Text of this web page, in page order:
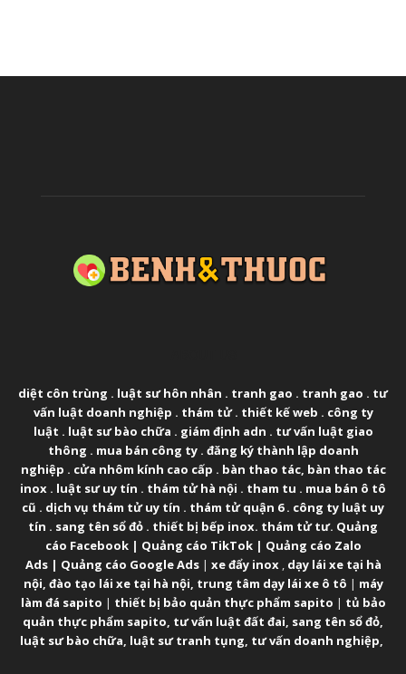
diệt côn trùng . luật sư hôn nhân . tranh gao . tranh gao . tư
vấn luật doanh nghiệp . thám tử. thiết kế web . công ty
luật . luật sư bào chữa . giám định adn . tư vấn luật giao
thông . mua bán công ty. đăng ký thành lập doanh
nghiệp . cửa nhôm kính cao cấp . bàn thao tác, bàn thao tác
inox . luật sư uy tín . thám tử hà nội . tham tu . mua bán ô tô
cũ . dịch vụ thám tử uy tín . thám tử quận 6. công ty luật uy
tín . sang tên sổ đỏ . thiết bị bếp inox. thám tử tư. Quảng
cáo Facebook| Quảng cáo TikTok| Quảng cáo Zalo
Ads| Quảng cáo Google Ads| xe đẩy inox, dạy lái xe tại hà
nội, đào tạo lái xe tại hà nội, trung tâm dạy lái xe ô tô | máy
làm đá sapito | thiết bị bảo quản thực phẩm sapito | tủ bảo
quản thực phẩm sapito, tư vấn luật đất đai, sang tên sổ đỏ,
luật sư bào chữa, luật sư tranh tụng, tư vấn doanh nghiệp,